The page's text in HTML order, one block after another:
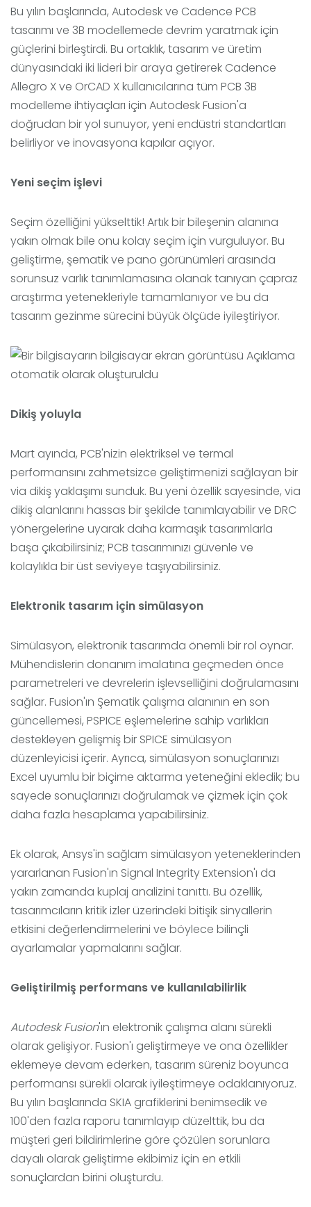
Bu yılın başlarında, Autodesk ve Cadence PCB
tasarımı ve 3B modellemede devrim yaratmak için
güçlerini birleştirdi. Bu ortaklık, tasarım ve üretim
dünyasındaki iki lideri bir araya getirerek Cadence
Allegro X ve OrCAD X kullanıcılarına tüm PCB 3B
modelleme ihtiyaçları için Autodesk Fusion'a
doğrudan bir yol sunuyor, yeni endüstri standartları
belirliyor ve inovasyona kapılar açıyor.
Yeni seçim işlevi
Seçim özelliğini yükselttik! Artık bir bileşenin alanına
yakın olmak bile onu kolay seçim için vurguluyor. Bu
geliştirme, şematik ve pano görünümleri arasında
sorunsuz varlık tanımlamasına olanak tanıyan çapraz
araştırma yetenekleriyle tamamlanıyor ve bu da
tasarım gezinme sürecini büyük ölçüde iyileştiriyor.
Dikiş yoluyla
Mart ayında, PCB'nizin elektriksel ve termal
performansını zahmetsizce geliştirmenizi sağlayan bir
via dikiş yaklaşımı sunduk. Bu yeni özellik sayesinde, via
dikiş alanlarını hassas bir şekilde tanımlayabilir ve DRC
yönergelerine uyarak daha karmaşık tasarımlarla
başa çıkabilirsiniz; PCB tasarımınızı güvenle ve
kolaylıkla bir üst seviyeye taşıyabilirsiniz.
Elektronik tasarım için simülasyon
Simülasyon, elektronik tasarımda önemli bir rol oynar.
Mühendislerin donanım imalatına geçmeden önce
parametreleri ve devrelerin işlevselliğini doğrulamasını
sağlar. Fusion'ın Şematik çalışma alanının en son
güncellemesi, PSPICE eşlemelerine sahip varlıkları
destekleyen gelişmiş bir SPICE simülasyon
düzenleyicisi içerir. Ayrıca, simülasyon sonuçlarınızı
Excel uyumlu bir biçime aktarma yeteneğini ekledik; bu
sayede sonuçlarınızı doğrulamak ve çizmek için çok
daha fazla hesaplama yapabilirsiniz.
Ek olarak, Ansys'in sağlam simülasyon yeteneklerinden
yararlanan Fusion'ın Signal Integrity Extension'ı da
yakın zamanda kuplaj analizini tanıttı. Bu özellik,
tasarımcıların kritik izler üzerindeki bitişik sinyallerin
etkisini değerlendirmelerini ve böylece bilinçli
ayarlamalar yapmalarını sağlar.
Geliştirilmiş performans ve kullanılabilirlik
Autodesk Fusion'ın elektronik çalışma alanı sürekli
olarak gelişiyor. Fusion'ı geliştirmeye ve ona özellikler
eklemeye devam ederken, tasarım süreniz boyunca
performansı sürekli olarak iyileştirmeye odaklanıyoruz.
Bu yılın başlarında SKIA grafiklerini benimsedik ve
100'den fazla raporu tanımlayıp düzelttik, bu da
müşteri geri bildirimlerine göre çözülen sorunlara
dayalı olarak geliştirme ekibimiz için en etkili
sonuçlardan birini oluşturdu.